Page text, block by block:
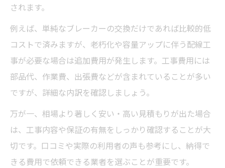
されます。
例えば、単純なブレーカーの交換だけであれば比較的低
コストで済みますが、老朽化や容量アップに伴う配線工
事が必要な場合は追加費用が発生します。工事費用には
部品代、作業費、出張費などが含まれていることが多い
ですが、詳細な内訳を確認しましょう。
万が一、相場より著しく安い・高い見積もりが出た場合
は、工事内容や保証の有無をしっかり確認することが大
切です。口コミや実際の利用者の声も参考にし、納得で
きる費用で依頼できる業者を選ぶことが重要です。